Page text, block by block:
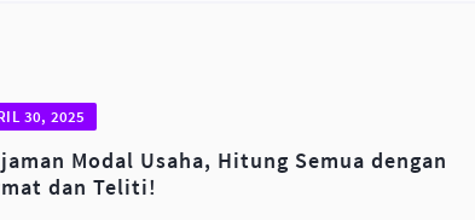
30, 2025
Modal Usaha, Hitung Semua dengan
dan Teliti!